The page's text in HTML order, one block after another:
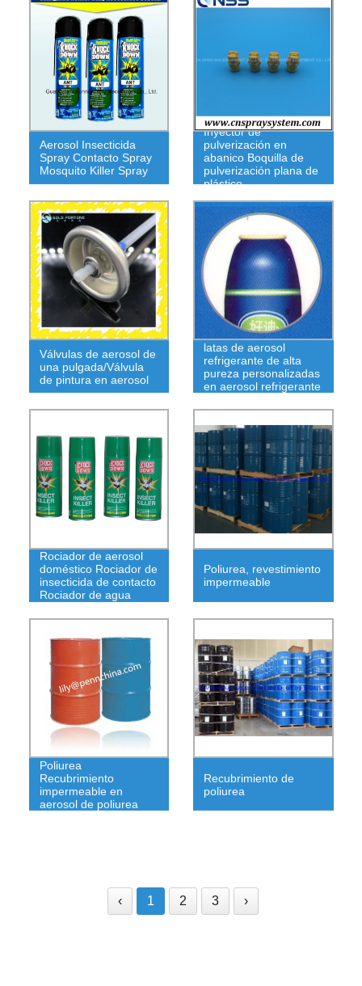
Aerosol Insecticida
Spray Contacto Spray
Mosquito Killer Spray
Inyector de
pulverización en
abanico Boquilla de
pulverización plana de
plástico
Válvulas de aerosol de
una pulgada/Válvula
de pintura en aerosol
Diferentes colores de
latas de aerosol
refrigerante de alta
pureza personalizadas
en aerosol refrigerante
Rociador de aerosol
doméstico Rociador de
insecticida de contacto
Rociador de agua
Poliurea, revestimiento
impermeable
Poliurea
Recubrimiento
impermeable en
aerosol de poliurea
Recubrimiento de
poliurea
‹ 1 2 3 ›